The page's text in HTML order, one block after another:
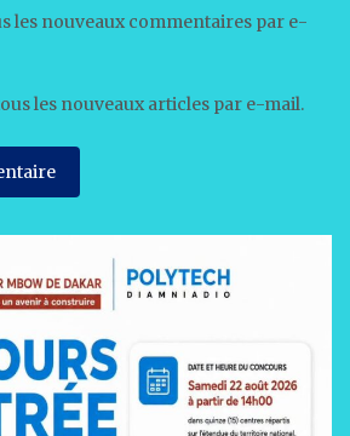
les nouveaux commentaires par e-
les nouveaux articles par e-mail.